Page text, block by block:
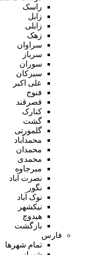
راسک
زابل
زابلی
زهک
سراوان
سرباز
سوران
سیرکان
علی اکبر
فنوج
قصرقند
کنارک
گشت
گلمورتی
محمدآباد
محمدان
محمدی
میرجاوه
نصرت آباد
نگور
نوک آباد
نیکشهر
هیدوچ
بازگشت
فارس
تمام شهر‌ها